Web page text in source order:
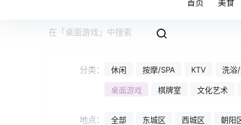
首页 美食
分类： 休闲 按摩/SPA KTV 洗浴
桌面游戏 棋牌室 文化艺术
地点： 全部 东城区 西城区 朝阳